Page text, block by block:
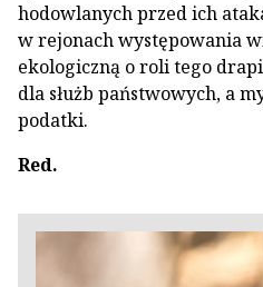
hodowlanych przed ich
w rejonach występowania
ekologiczną o roli tego
dla służb państwowych, a
podatki.
Red.